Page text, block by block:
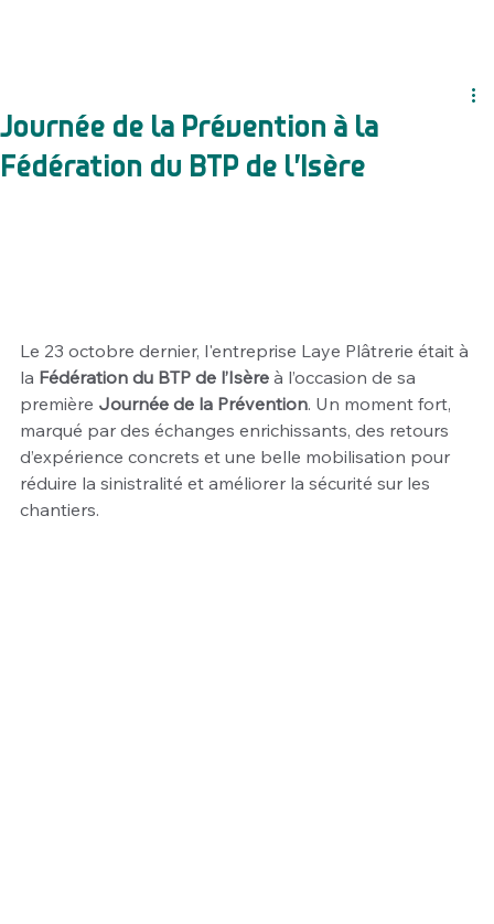
Journée de la Prévention à la
Fédération du BTP de l’Isère
Le 23 octobre dernier, l'entreprise Laye Plâtrerie était à
la Fédération du BTP de l’Isère à l’occasion de sa
première Journée de la Prévention. Un moment fort,
marqué par des échanges enrichissants, des retours
d’expérience concrets et une belle mobilisation pour
réduire la sinistralité et améliorer la sécurité sur les
chantiers.